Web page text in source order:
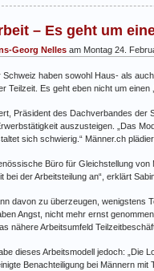
– Es geht um
Georg Nelles am Montag 24.
Schweiz haben sowohl Haus- als
Teilzeit. Es geht eben nicht um
Präsident des Dachverbandes der
auszusteigen. „Das
sich schwierig.“ Männer.ch
Büro für Gleichstellung
bei der Arbeitsteilung an“, erklärt
davon zu überzeugen, wenigstens
Angst, nicht mehr ernst
nähere Arbeitsumfeld
dieses Arbeitsmodell jedoch: „Die
Benachteiligung bei Männern